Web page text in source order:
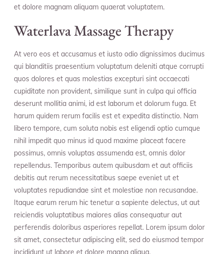
et dolore magnam aliquam quaerat voluptatem.
Waterlava Massage Therapy
At vero eos et accusamus et iusto odio dignissimos ducimus
qui blanditiis praesentium voluptatum deleniti atque corrupti
quos dolores et quas molestias excepturi sint occaecati
cupiditate non provident, similique sunt in culpa qui officia
deserunt mollitia animi, id est laborum et dolorum fuga. Et
harum quidem rerum facilis est et expedita distinctio. Nam
libero tempore, cum soluta nobis est eligendi optio cumque
nihil impedit quo minus id quod maxime placeat facere
possimus, omnis voluptas assumenda est, omnis dolor
repellendus. Temporibus autem quibusdam et aut officiis
debitis aut rerum necessitatibus saepe eveniet ut et
voluptates repudiandae sint et molestiae non recusandae.
Itaque earum rerum hic tenetur a sapiente delectus, ut aut
reiciendis voluptatibus maiores alias consequatur aut
perferendis doloribus asperiores repellat. Lorem ipsum dolor
sit amet, consectetur adipiscing elit, sed do eiusmod tempor
incididunt ut labore et dolore magna aliqua.